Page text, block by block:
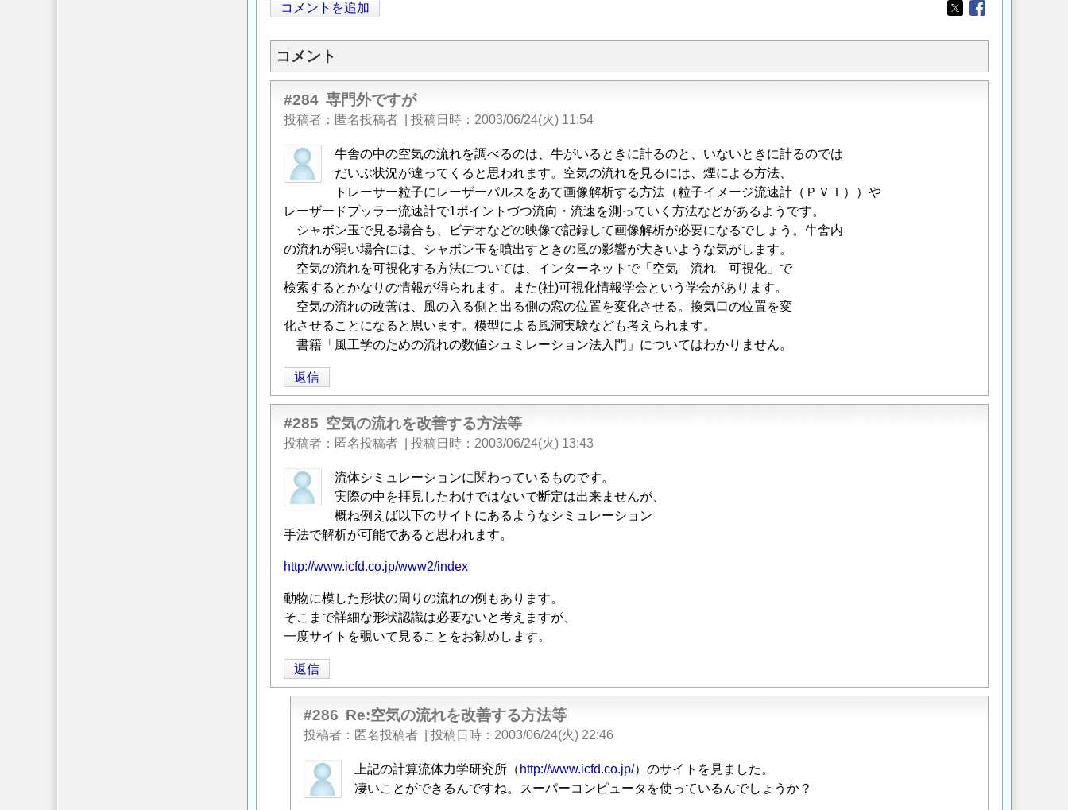
コメントを追加
Opens in a new
Opens in a new
コメント
#284 専門外ですが
投稿者 匿名投稿者 投稿日時 2003/06/24(火) 11:54
牛舎の中の空気の流れを調べるのは、牛がいるときに計るのと、いないときに計るのでは
だいぶ状況が違ってくると思われます。空気の流れを見るには、煙による方法、
トレーサー粒子にレーザーパルスをあて画像解析する方法（粒子イメージ流速計（ＰＶＩ））や
レーザードプッラー流速計で1ポイントづつ流向・流速を測っていく方法などがあるようです。
シャボン玉で見る場合も、ビデオなどの映像で記録して画像解析が必要になるでしょう。牛舎内
の流れが弱い場合には、シャボン玉を噴出すときの風の影響が大きいような気がします。
空気の流れを可視化する方法については、インターネットで「空気 流れ 可視化」で
検索するとかなりの情報が得られます。また(社)可視化情報学会という学会があります。
空気の流れの改善は、風の入る側と出る側の窓の位置を変化させる。換気口の位置を変
化させることになると思います。模型による風洞実験なども考えられます。
書籍「風工学のための流れの数値シュミレーション法入門」についてはわかりません。
返信
#285 空気の流れを改善する方法等
投稿者 匿名投稿者 投稿日時 2003/06/24(火) 13:43
流体シミュレーションに関わっているものです。
実際の中を拝見したわけではないで断定は出来ませんが、
概ね例えば以下のサイトにあるようなシミュレーション
手法で解析が可能であると思われます。
http://www.icfd.co.jp/www2/index
動物に模した形状の周りの流れの例もあります。
そこまで詳細な形状認識は必要ないと考えますが、
一度サイトを覗いて見ることをお勧めします。
返信
#286 Re:空気の流れを改善する方法等
投稿者 匿名投稿者 投稿日時 2003/06/24(火) 22:46
匿
名
上記の計算流体力学研究所（ http://www.icfd.co.jp/）のサイトを見ました。
凄いことができるんですね。スーパーコンピュータを使っているんでしょうか？